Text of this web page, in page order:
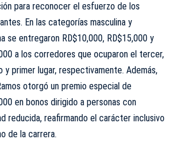
para reconocer el esfuerzo de los
En las categorías masculina y
se entregaron RD$10,000, RD$15,000 y
a los corredores que ocuparon el tercer,
y primer lugar, respectivamente. Además,
otorgó un premio especial de
en bonos dirigido a personas con
reducida, reafirmando el carácter inclusivo
de la carrera.